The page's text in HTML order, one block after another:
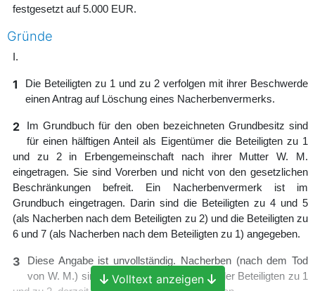
festgesetzt auf 5.000 EUR.
Gründe
I.
1
Die Beteiligten zu 1 und zu 2 verfolgen mit ihrer Beschwerde
einen Antrag auf Löschung eines Nacherbenvermerks.
2
Im Grundbuch für den oben bezeichneten Grundbesitz sind
für einen hälftigen Anteil als Eigentümer die Beteiligten zu 1
und zu 2 in Erbengemeinschaft nach ihrer Mutter W. M.
eingetragen. Sie sind Vorerben und nicht von den gesetzlichen
Beschränkungen befreit. Ein Nacherbenvermerk ist im
Grundbuch eingetragen. Darin sind die Beteiligten zu 4 und 5
(als Nacherben nach dem Beteiligten zu 2) und die Beteiligten zu
6 und 7 (als Nacherben nach dem Beteiligten zu 1) angegeben.
3
Diese Angabe ist unvollständig. Nacherben (nach dem Tod
von W. M.) sind jeweils die Abkömmlinge der Beteiligten zu 1
Volltext anzeigen